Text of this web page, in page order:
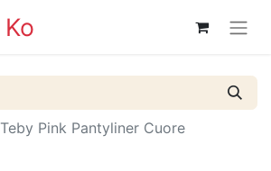
Teby Pink Pantyliner Cuore